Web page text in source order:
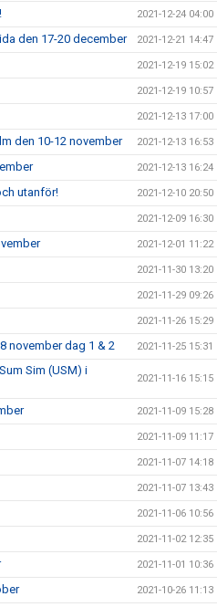
2021-12-24 04:00
den 17-20 december 2021-12-21 14:47
2021-12-19 15:02
2021-12-19 10:57
2021-12-13 17:00
den 10-12 november 2021-12-13 16:53
2021-12-13 16:24
utanför! 2021-12-10 20:50
2021-12-09 16:30
2021-12-01 11:22
2021-11-30 13:20
2021-11-29 09:26
2021-11-26 15:29
november dag 1 & 2 2021-11-25 15:31
Sim (USM) i
2021-11-16 15:15
2021-11-09 15:28
2021-11-09 11:17
2021-11-07 14:18
2021-11-07 13:43
2021-11-06 10:56
2021-11-02 12:35
2021-11-01 10:36
2021-10-26 11:13